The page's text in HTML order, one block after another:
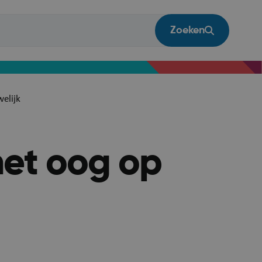
Zoeken
oog op